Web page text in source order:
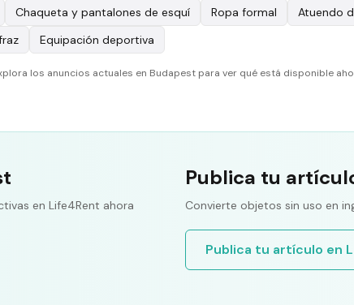
Chaqueta y pantalones de esquí Ropa formal
Atuendo
Equipación deportiva
los anuncios actuales en Budapest para ver qué está disponible
en Life4Rent ahora
Publica tu
Convierte objetos sin uso en
Publica tu artículo en